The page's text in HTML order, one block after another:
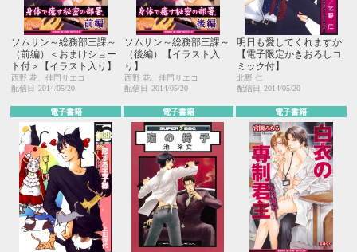
ソムサン～総務部三課～
（前編）＜おまけショー
ト付＞【イラスト入り】
西野 花、佳門サエコ
配信日
2014/05/20
ソムサン～総務部三課～
（後編）【イラスト入
り】
西野 花、佳門サエコ
配信日
2014/05/20
明日も愛してくれますか
【電子限定かきおろしコ
ミック付】
北野 仁
配信日
2014/05/20
電子書籍 電子書籍 電子書籍